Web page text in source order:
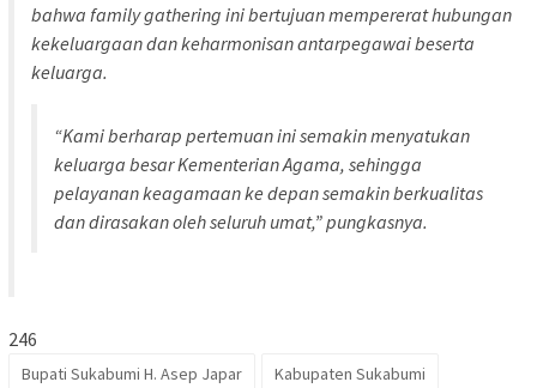
bahwa family gathering ini bertujuan mempererat hubungan
kekeluargaan dan keharmonisan antarpegawai beserta
keluarga.
“Kami berharap pertemuan ini semakin menyatukan
keluarga besar Kementerian Agama, sehingga
pelayanan keagamaan ke depan semakin berkualitas
dan dirasakan oleh seluruh umat,” pungkasnya.
246
Bupati Sukabumi H. Asep Japar
Kabupaten Sukabumi